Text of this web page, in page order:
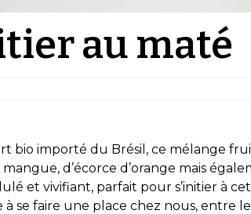
au maté
bio importé du Brésil, ce mélange
d’écorce d’orange mais
et vivifiant, parfait pour s’initier à
se faire une place chez nous, entre